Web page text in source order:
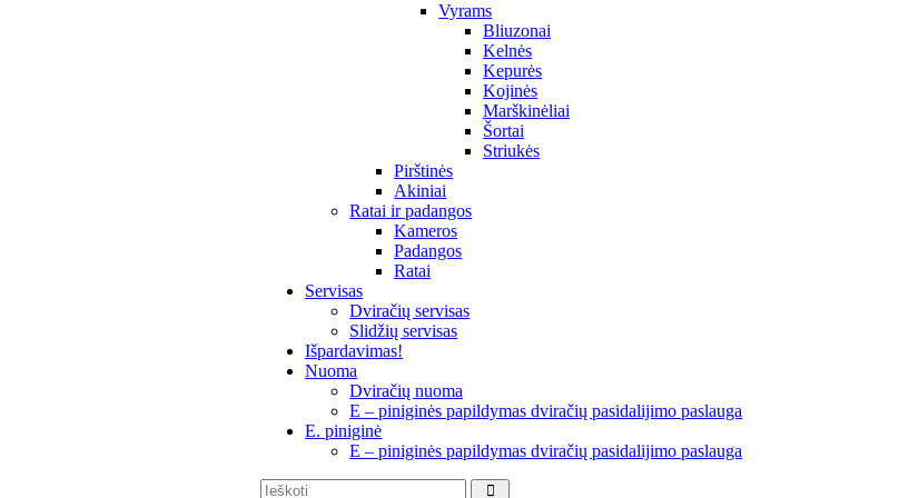
Vyrams
Bliuzonai
Kelnės
Kepurės
Kojinės
Marškinėliai
Šortai
Striukės
Pirštinės
Akiniai
Ratai ir padangos
Kameros
Padangos
Ratai
Servisas
Dviračių servisas
Slidžių servisas
Išpardavimas!
Nuoma
Dviračių nuoma
E – piniginės papildymas dviračių pasidalijimo paslauga
E. piniginė
E – piniginės papildymas dviračių pasidalijimo paslauga